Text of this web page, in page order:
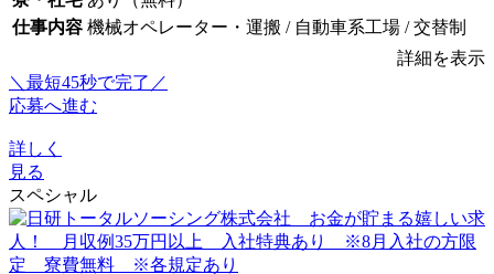
仕事内容 機械オペレーター・運搬 / 自動車系工場 / 交替制
詳細を表示
＼最短45秒で完了／
応募へ進む
詳しく
見る
スペシャル